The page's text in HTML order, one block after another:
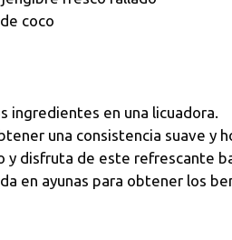
coco
ingredientes en una licuadora.
una consistencia suave y
y disfruta de este refrescante
en ayunas para obtener los